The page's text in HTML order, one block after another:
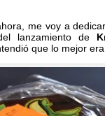
me voy a
lanzamiento de
que lo mejor